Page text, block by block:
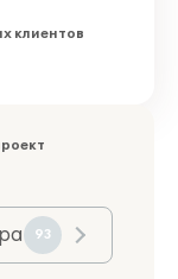
клиентов
93